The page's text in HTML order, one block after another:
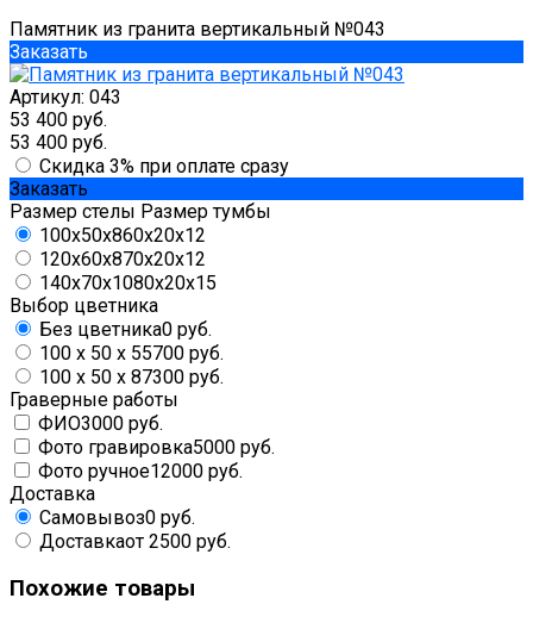
Памятник из гранита вертикальный №043
Заказать
Артикул: 043
53 400 руб.
53 400 руб.
Скидка 3% при оплате сразу
Заказать
Размер стелы Размер тумбы
100x50x860x20x12
120x60x870x20x12
140x70x1080x20x15
Выбор цветника
Без цветника0 руб.
100 х 50 х 55700 руб.
100 х 50 х 87300 руб.
Граверные работы
ФИО3000 руб.
Фото гравировка5000 руб.
Фото ручное12000 руб.
Доставка
Самовывоз0 руб.
Доставкаот 2500 руб.
Похожие товары